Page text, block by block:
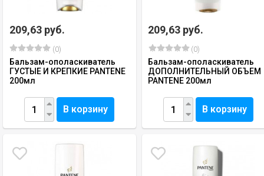
209,63 руб.
(0)
Бальзам-ополаскиватель
ГУСТЫЕ И КРЕПКИЕ PANTENE
200мл
В корзину
209,63 руб.
(0)
Бальзам-ополаскиватель
ДОПОЛНИТЕЛЬНЫЙ ОБЪЕМ
PANTENE 200мл
В корзину